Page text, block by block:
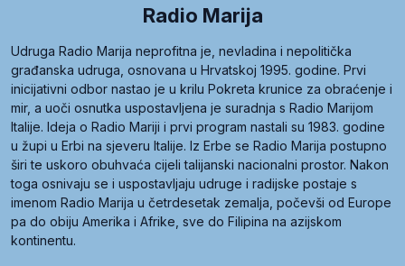
Radio Marija
Udruga Radio Marija neprofitna je, nevladina i nepolitička
građanska udruga, osnovana u Hrvatskoj 1995. godine. Prvi
inicijativni odbor nastao je u krilu Pokreta krunice za obraćenje i
mir, a uoči osnutka uspostavljena je suradnja s Radio Marijom
Italije. Ideja o Radio Mariji i prvi program nastali su 1983. godine
u župi u Erbi na sjeveru Italije. Iz Erbe se Radio Marija postupno
širi te uskoro obuhvaća cijeli talijanski nacionalni prostor. Nakon
toga osnivaju se i uspostavljaju udruge i radijske postaje s
imenom Radio Marija u četrdesetak zemalja, počevši od Europe
pa do obiju Amerika i Afrike, sve do Filipina na azijskom
kontinentu.